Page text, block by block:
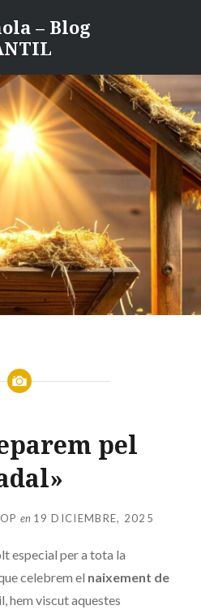
– Blog
pel
en 19 DICIEMBRE, 2025
especial per a tota la
celebrem el naixement de
hem viscut aquestes